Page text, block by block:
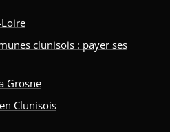
clunisois : payer ses
Grosne
Clunisois